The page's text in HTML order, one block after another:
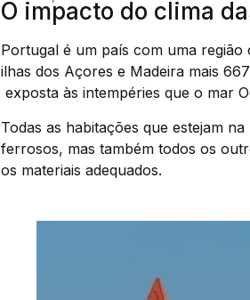
O impacto do clima
Portugal é um país com uma
ilhas dos Açores e Madeira mais
exposta às intempéries que o mar
Todas as habitações que estejam
ferrosos, mas também todos os
os materiais adequados.